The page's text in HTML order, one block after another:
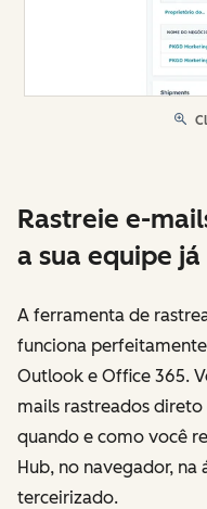
Rastreie e-
a sua equipe já
A ferramenta de
funciona
Outlook e Office 365.
mails rastreados
quando e como você
Hub, no navegador, na
terceirizado.